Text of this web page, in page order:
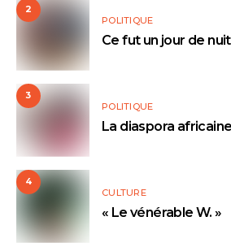
2
POLITIQUE
Ce fut un jour de
3
POLITIQUE
La diaspora
4
CULTURE
« Le vénérable W. »